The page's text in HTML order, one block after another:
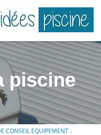
piscine
CONSEIL EQUIPEMENT »